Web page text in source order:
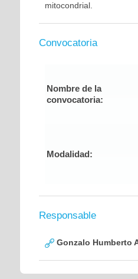
mitocondrial.
Convocatoria
Nombre de la
convocatoria:
Modalidad:
Responsable
Gonzalo Humberto